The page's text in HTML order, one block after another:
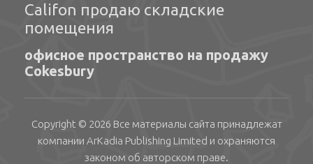
Califon продаю складские
помещения
офисное пространство на продажу
Cokesbury
Copyright © 2026 Все материалы сайта принадлежат
компании ArKadia Publishing Limited и охраняются
законом об авторском праве.